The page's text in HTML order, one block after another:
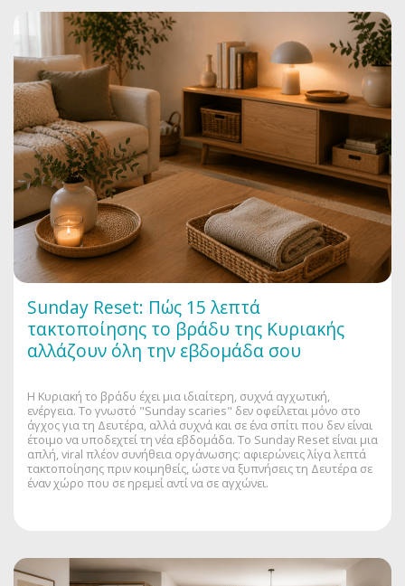
Sunday Reset: Πώς 15 λεπτά
τακτοποίησης το βράδυ της Κυριακής
αλλάζουν όλη την εβδομάδα σου
Η Κυριακή το βράδυ έχει μια ιδιαίτερη, συχνά αγχωτική,
ενέργεια. Το γνωστό "Sunday scaries" δεν οφείλεται μόνο στο
άγχος για τη Δευτέρα, αλλά συχνά και σε ένα σπίτι που δεν είναι
έτοιμο να υποδεχτεί τη νέα εβδομάδα. Το Sunday Reset είναι μια
απλή, viral πλέον συνήθεια οργάνωσης: αφιερώνεις λίγα λεπτά
τακτοποίησης πριν κοιμηθείς, ώστε να ξυπνήσεις τη Δευτέρα σε
έναν χώρο που σε ηρεμεί αντί να σε αγχώνει.